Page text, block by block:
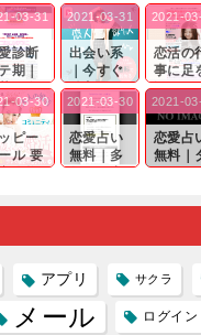
診断
期｜
男女
…。
03-31
出会い系
｜今すぐ
仲良くな
れる相手
探しをし
たいと...
2021-03-31
恋活の
事に足
運んで
出会い
チャン
が訪れ
2021-
ピー
ル 要
ので
03-30
恋愛占い
無料｜多
プリの内
2021-03-30
恋愛占
無料｜
る人に
2021-
アプリ サクラ
メール ログイン